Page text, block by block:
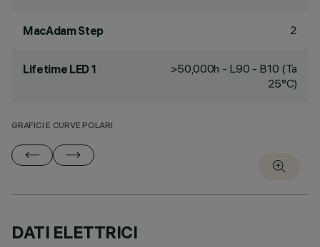
MacAdam Step 2
Lifetime LED 1
>50,000h - L90 - B10 (Ta
25°C)
GRAFICI E CURVE POLARI
DATI ELETTRICI